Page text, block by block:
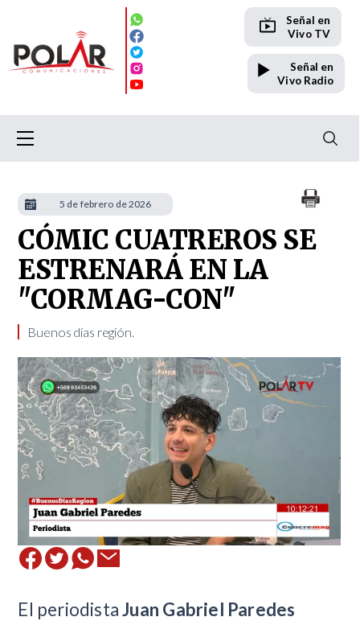
Señal en
Vivo TV
Señal en
Vivo Radio
CÓMIC CUATREROS SE
ESTRENARÁ EN LA
"CORMAG-CON"
Buenos días región.
El periodistaJuan Gabriel Paredes
5 de febrero de 2026